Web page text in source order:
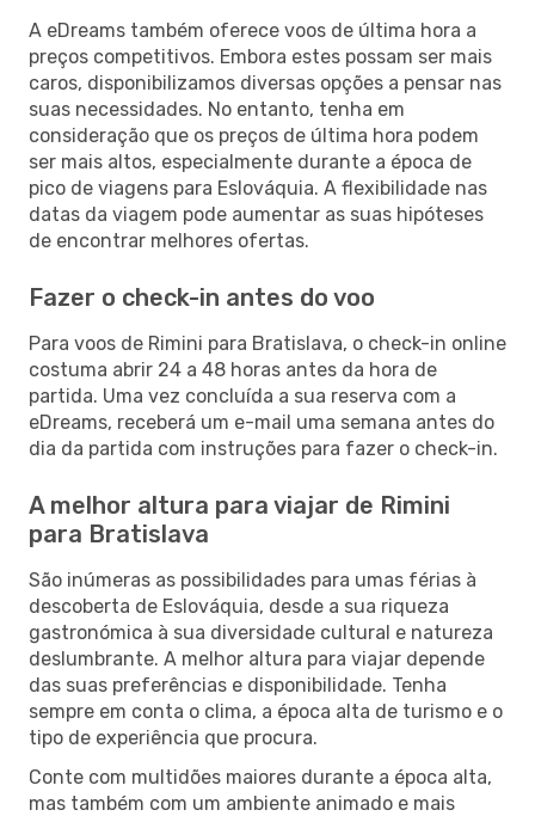
A eDreams também oferece voos de última hora a
preços competitivos. Embora estes possam ser mais
caros, disponibilizamos diversas opções a pensar nas
suas necessidades. No entanto, tenha em
consideração que os preços de última hora podem
ser mais altos, especialmente durante a época de
pico de viagens para Eslováquia. A flexibilidade nas
datas da viagem pode aumentar as suas hipóteses
de encontrar melhores ofertas.
Fazer o check-in antes do voo
Para voos de Rimini para Bratislava, o check-in online
costuma abrir 24 a 48 horas antes da hora de
partida. Uma vez concluída a sua reserva com a
eDreams, receberá um e-mail uma semana antes do
dia da partida com instruções para fazer o check-in.
A melhor altura para viajar de Rimini
para Bratislava
São inúmeras as possibilidades para umas férias à
descoberta de Eslováquia, desde a sua riqueza
gastronómica à sua diversidade cultural e natureza
deslumbrante. A melhor altura para viajar depende
das suas preferências e disponibilidade. Tenha
sempre em conta o clima, a época alta de turismo e o
tipo de experiência que procura.
Conte com multidões maiores durante a época alta,
mas também com um ambiente animado e mais